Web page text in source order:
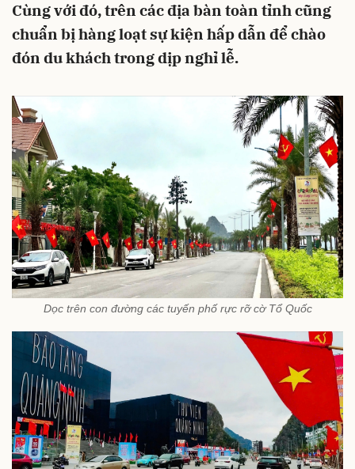
Cùng với đó, trên các địa bàn toàn tỉnh cũng
chuẩn bị hàng loạt sự kiện hấp dẫn để chào
đón du khách trong dịp nghỉ lễ.
Dọc trên con đường các tuyến phố rực rỡ cờ Tổ Quốc